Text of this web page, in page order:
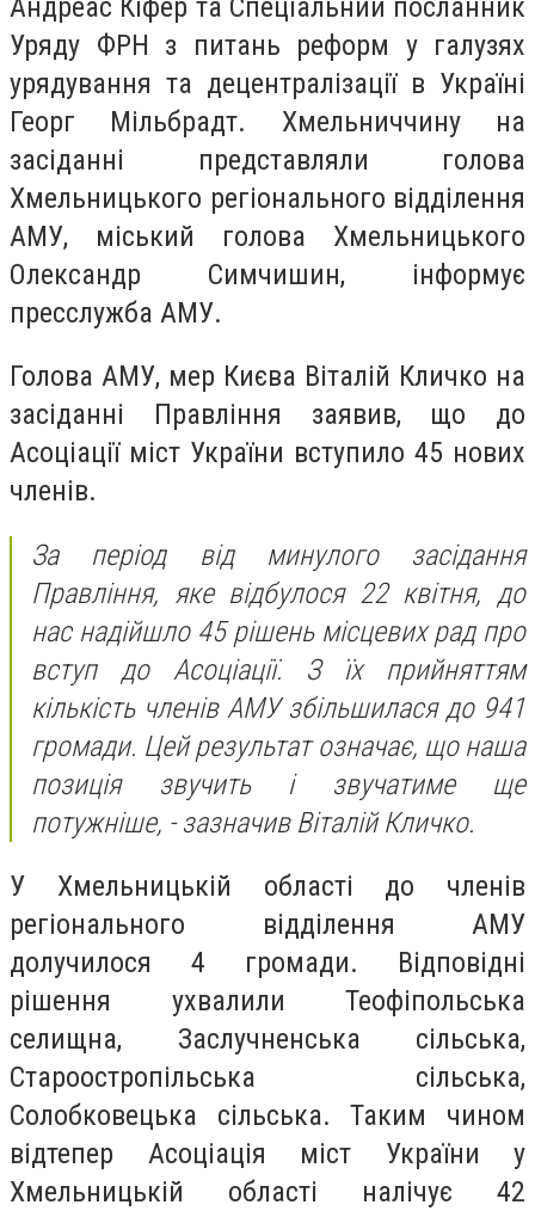
Уряду ФРН з питань реформ у галузях
урядування та децентралізації в Україні
Георг Мільбрадт. Хмельниччину на
засіданні представляли голова
Хмельницького регіонального відділення
АМУ, міський голова Хмельницького
Олександр Симчишин, інформує
пресслужба АМУ.
Голова АМУ, мер Києва Віталій Кличко на
засіданні Правління заявив, що до
Асоціації міст України вступило 45 нових
членів.
За період від минулого засідання
Правління, яке відбулося 22 квітня, до
нас надійшло 45 рішень місцевих рад про
вступ до Асоціації. З їх прийняттям
кількість членів АМУ збільшилася до 941
громади. Цей результат означає, що наша
позиція звучить і звучатиме ще
потужніше, - зазначив Віталій Кличко.
У Хмельницькій області до членів
регіонального відділення АМУ
долучилося 4 громади. Відповідні
рішення ухвалили Теофіпольська
селищна, Заслучненська сільська,
Староостропільська сільська,
Солобковецька сільська. Таким чином
відтепер Асоціація міст України у
Хмельницькій області налічує 42